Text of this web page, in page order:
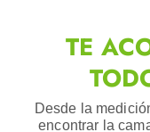
TE
Desde la
encontrar la